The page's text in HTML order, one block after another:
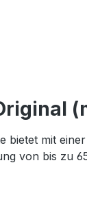
mit
von bis zu